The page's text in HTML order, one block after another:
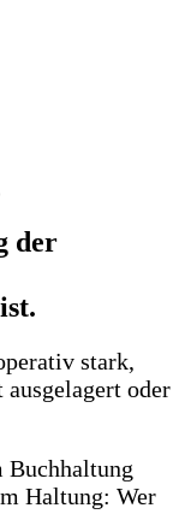
der
stark,
oder
Buchhaltung
Haltung: Wer